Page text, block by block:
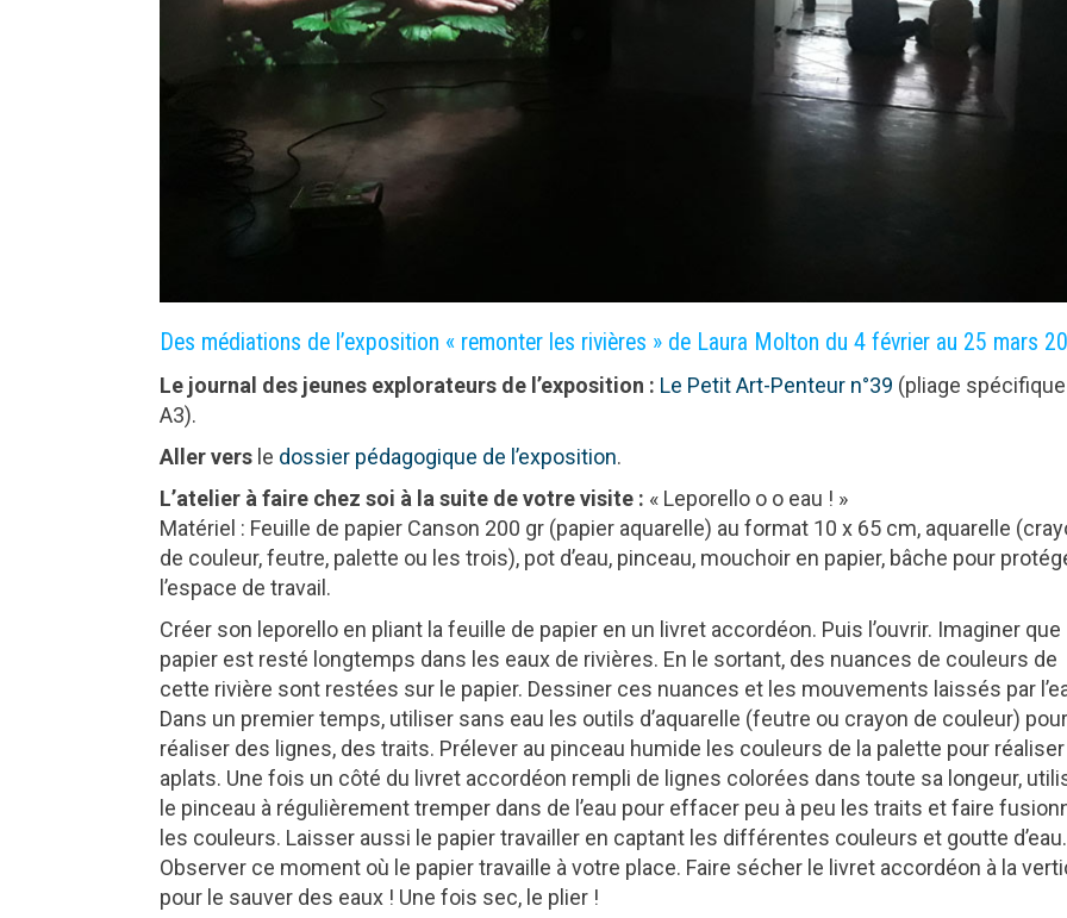
Des médiations de l’exposition « remonter les rivières » de Laura Molton du 4 février au 25 mars
Le journal des jeunes explorateurs de l’exposition : Le Petit Art-Penteur n°39 (pliage
A3).
Aller vers le dossier pédagogique de l’exposition.
L’atelier à faire chez soi à la suite de votre visite : « Leporello o o eau ! »
Matériel : Feuille de papier Canson 200 gr (papier aquarelle) au format 10 x 65 cm, aquarelle
de couleur, feutre, palette ou les trois), pot d’eau, pinceau, mouchoir en papier, bâche pour
l’espace de travail.
Créer son leporello en pliant la feuille de papier en un livret accordéon. Puis l’ouvrir. Imaginer que
papier est resté longtemps dans les eaux de rivières. En le sortant, des nuances de couleurs de
cette rivière sont restées sur le papier. Dessiner ces nuances et les mouvements laissés par
Dans un premier temps, utiliser sans eau les outils d’aquarelle (feutre ou crayon de couleur)
réaliser des lignes, des traits. Prélever au pinceau humide les couleurs de la palette pour
aplats. Une fois un côté du livret accordéon rempli de lignes colorées dans toute sa longeur,
le pinceau à régulièrement tremper dans de l’eau pour effacer peu à peu les traits et faire
les couleurs. Laisser aussi le papier travailler en captant les différentes couleurs et goutte d’eau.
Observer ce moment où le papier travaille à votre place. Faire sécher le livret accordéon à la
pour le sauver des eaux ! Une fois sec, le plier !